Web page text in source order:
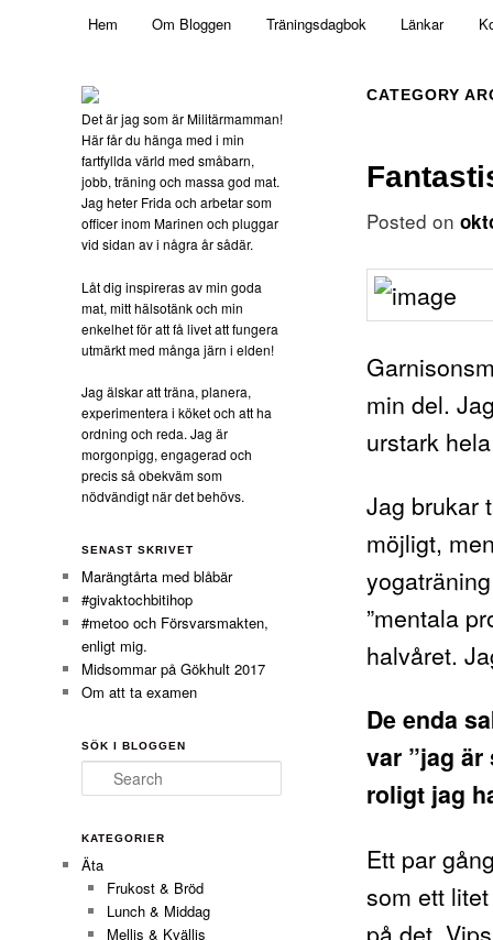
Militärmamman
Skip to primary content
Skip to secondary content
Hem Om Bloggen Träningsdagbok Länkar
CATEGORY
Posted on
min del.
urstark
Jag brukar
möjligt,
”mentala
halvåret.
De enda
var ”jag
roligt jag
Ett par
som ett
på det.
Det är jag som är Militärmamman!
Här får du hänga med i min
fartfyllda värld med småbarn,
jobb, träning och massa god mat.
Jag heter Frida och arbetar som
officer inom Marinen och pluggar
vid sidan av i några år sådär.
Låt dig inspireras av min goda
mat, mitt hälsotänk och min
enkelhet för att få livet att fungera
utmärkt med många järn i elden!
Jag älskar att träna, planera,
experimentera i köket och att ha
ordning och reda. Jag är
morgonpigg, engagerad och
precis så obekväm som
nödvändigt när det behövs.
SENAST SKRIVET
Marängtårta med blåbär
#givaktochbitihop
#metoo och Försvarsmakten,
enligt mig.
Midsommar på Gökhult 2017
Om att ta examen
SÖK I BLOGGEN
Search
KATEGORIER
Äta
Frukost & Bröd
Lunch & Middag
Mellis & Kvällis